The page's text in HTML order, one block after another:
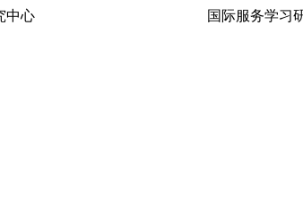
开发研究中心 国际服